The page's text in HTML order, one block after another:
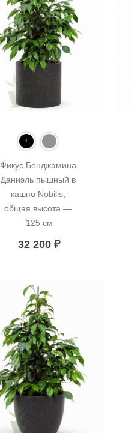
Фикус Бенджамина
Даниэль пышный в
кашпо Nobilis,
общая высота —
125 см
32 200₽